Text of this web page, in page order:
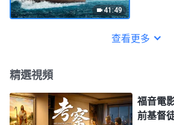
41:49
查看更多
精選視頻
福音電
前基督